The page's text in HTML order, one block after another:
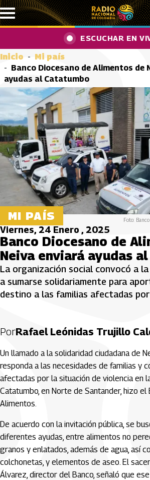
Pasar al contenido principal
ESCUCHAR EN
Inicio
Mi país
Banco Diocesano de Alimentos de
ayudas al Catatumbo
MI PAÍS Foto:
Viernes, 24 Enero , 2025
Banco Diocesano de
Neiva enviará ayudas
La organización social convocó a la
a sumarse solidariamente para
destino a las familias afectadas
PorRafael Leónidas Trujillo
Un llamado a la solidaridad ciudadana de
responda a las necesidades de familias y
afectadas por la situación de violencia en
Catatumbo, en Norte de Santander, hizo el
Alimentos.
De acuerdo con la invitación pública, se
diferentes ayudas, entre alimentos no
granos y enlatados, además de agua, así
colchonetas, y elementos de aseo. El
Álvarez, director del Banco, señaló que